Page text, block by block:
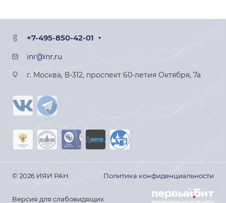
+7-495-850-42-01
inr@inr.ru
г. Москва, В-312, проспект 60-летия Октября, 7а
© 2026 ИЯИ РАН Политика конфиденциальности
Версия для слабовидящих